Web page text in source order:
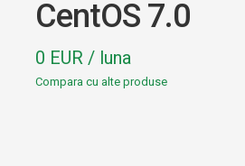
CentOS 7.0
0 EUR / luna
Compara cu alte produse